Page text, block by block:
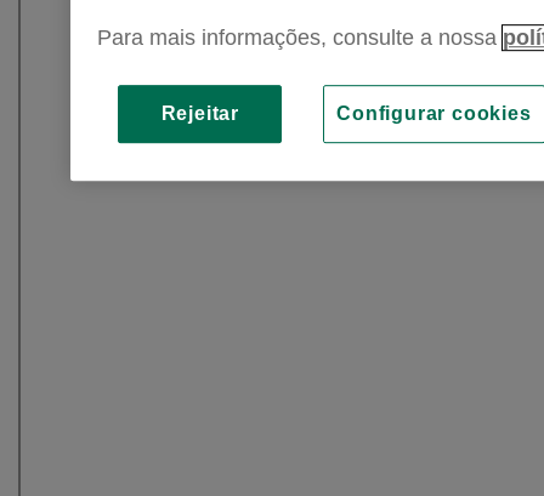
Para mais informações, consulte a nossa
Configurar cookies
Rejeitar